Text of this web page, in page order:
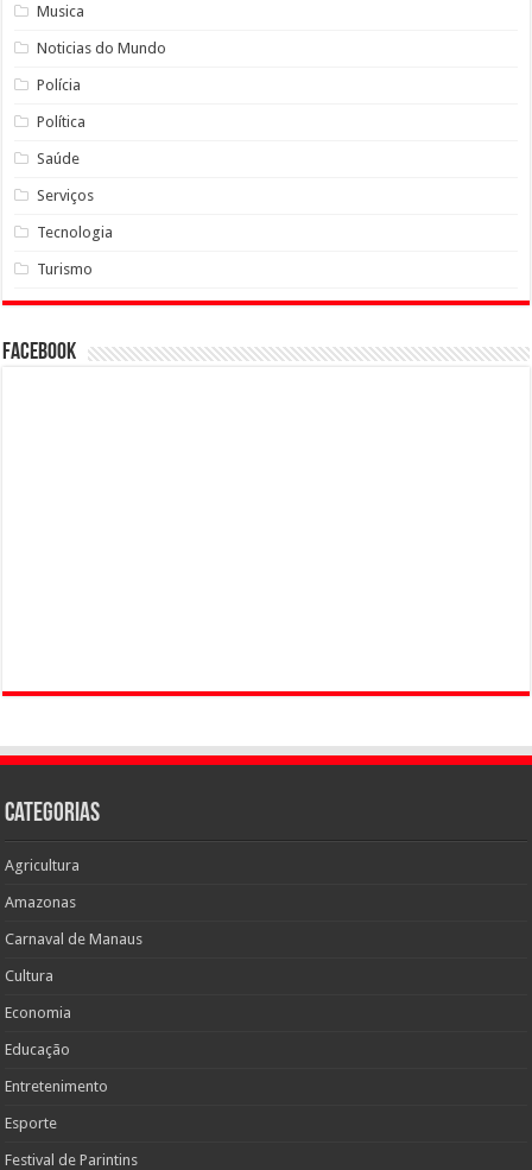
Musica
Noticias do Mundo
Polícia
Política
Saúde
Serviços
Tecnologia
Turismo
Facebook
Categorias
Agricultura
Amazonas
Carnaval de Manaus
Cultura
Economia
Educação
Entretenimento
Esporte
Festival de Parintins